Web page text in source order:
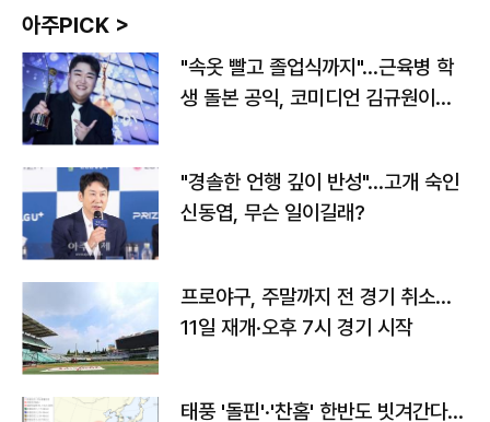
아주PICK >
"속옷 빨고 졸업식까지"…근육병 학
생 돌본 공익, 코미디언 김규원이었
"경솔한 언행 깊이 반성"…고개 숙인
신동엽, 무슨 일이길래?
프로야구, 주말까지 전 경기 취소…
11일 재개·오후 7시 경기 시작
태풍 '돌핀'·'찬홈' 한반도 빗겨간다…